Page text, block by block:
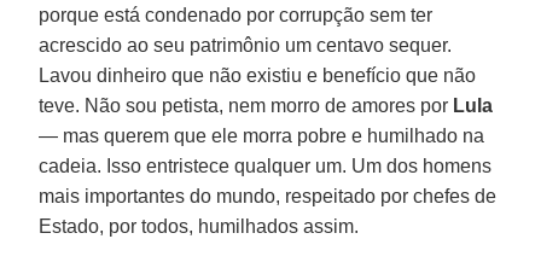
porque está condenado por corrupção sem ter
acrescido ao seu patrimônio um centavo sequer.
Lavou dinheiro que não existiu e benefício que não
teve. Não sou petista, nem morro de amores por Lula
— mas querem que ele morra pobre e humilhado na
cadeia. Isso entristece qualquer um. Um dos homens
mais importantes do mundo, respeitado por chefes de
Estado, por todos, humilhados assim.